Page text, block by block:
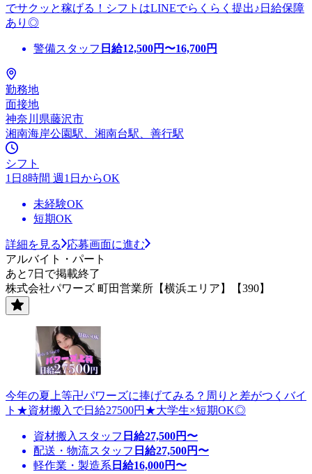
でサクッと稼げる！シフトはLINEでらくらく提出♪日給保障
あり◎
警備スタッフ 日給12,500円〜16,700円
勤務地
面接地
神奈川県藤沢市
湘南海岸公園駅、湘南台駅、善行駅
シフト
1日8時間 週1日からOK
未経験OK
短期OK
詳細を見る
応募画面に進む
アルバイト・パート
あと7日で掲載終了
株式会社パワーズ 町田営業所【横浜エリア】【390】
今年の夏上等卍パワーズに捧げてみる？周りと差がつくバイ
ト★資材搬入で日給27500円★大学生×短期OK◎
資材搬入スタッフ 日給27,500円〜
配送・物流スタッフ 日給27,500円〜
軽作業・製造系 日給16,000円〜